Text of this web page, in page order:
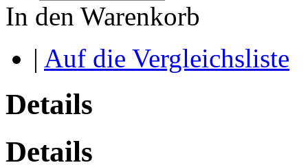
In den Warenkorb
| Auf die Vergleichsliste
Details
Details